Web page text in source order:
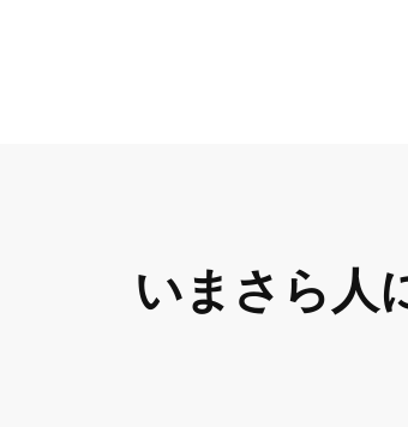
いまさら人